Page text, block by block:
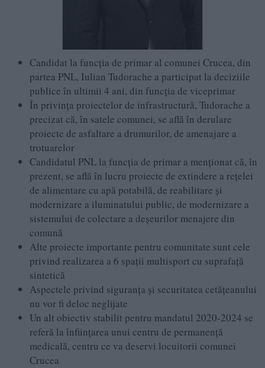
Candidat la funcția de primar al comunei Crucea, din
partea PNL, Iulian Tudorache a participat la deciziile
publice în ultimii 4 ani, din funcția de viceprimar
În privința proiectelor de infrastructură, Tudorache a
precizat că, în satele comunei, se află în derulare
proiecte de asfaltare a drumurilor, de amenajare a
trotuarelor
Candidatul PNL la funcția de primar a menționat că, în
prezent, se află în lucru proiecte de extindere a rețelei
de alimentare cu apă potabilă, de reabilitare și
modernizare a iluminatului public, de modernizare a
sistemului de colectare a deșeurilor menajere din
comună
Alte proiecte importante pentru comunitate sunt cele
privind realizarea a 6 spații multisport cu suprafață
sintetică
Aspectele privind siguranța și securitatea cetățeanului
nu vor fi deloc neglijate
Un alt obiectiv stabilit pentru mandatul 2020-2024 se
referă la înființarea unui centru de permanență
medicală, centru ce va deservi locuitorii comunei
Crucea